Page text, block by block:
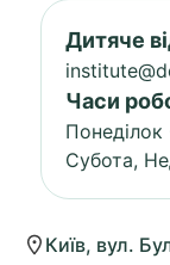
Дитяче
Часи
Субота,
Київ, вул.